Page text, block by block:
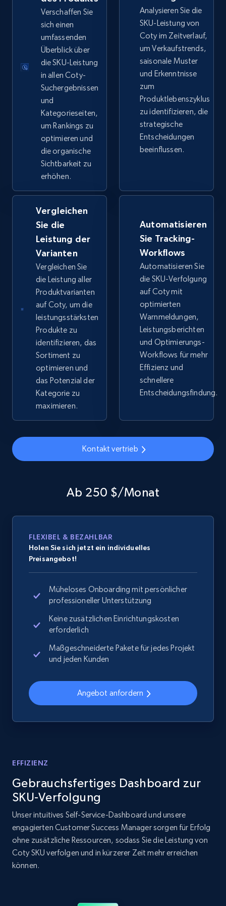
URL, Product id, Title, Seller name, Seller rating,
Seller reviews, Breadcrumbs, Root category, and
more.
2.5K+ 359+ Jetzt anfangen
Google Shopping
URL, Product id, Title, Product description,
Rating, Reviews count, Images, Variations, and
more.
2.4K+
Google Shopping - collects products from
web using keywords
URL, Product id, Title, Product description,
Rating, Reviews count, Images, Variations, and
more.
2.4K+ 200+ Jetzt anfangen
Home Depot US
URL, Domain, Country code, Model number,
Sku, Product id, Product name, Manufacturer,
and more.
2.1K+ 355+ Jetzt anfangen
URL, Domain, Country code, Model number,
and more.
2.1K+ 355+ Jetzt anfangen
Home Depot US - Discover products by
specified URL
URL, Domain, Country code, Model number,
Sku, Product id, Product name, Manufacturer,
and more.
Home Depot US - Discover products by
Sku, Product id, Product name, Manufacturer,
2.1K+ 355+
Home Depot US - Discovery products by
specific category URL
Verschaffen Sie
sich einen
umfassenden
Überblick über
die SKU-Leistung
in allen Coty-
Suchergebnissen
und
Kategorieseiten,
um Rankings zu
optimieren und
die organische
Sichtbarkeit zu
erhöhen.
Analysieren Sie die
SKU-Leistung von
Coty im Zeitverlauf,
um Verkaufstrends,
saisonale Muster
und Erkenntnisse
zum
Produktlebenszyklus
zu identifizieren, die
strategische
Entscheidungen
beeinflussen.
Vergleichen
Sie die
Leistung der
Varianten
Vergleichen Sie
die Leistung aller
Produktvarianten
auf Coty, um die
leistungsstärksten
Produkte zu
identifizieren, das
Sortiment zu
optimieren und
das Potenzial der
Kategorie zu
maximieren.
Automatisieren
Sie Tracking-
Workflows
Automatisieren Sie
die SKU-Verfolgung
auf Coty mit
optimierten
Warnmeldungen,
Leistungsberichten
und Optimierungs-
Workflows für mehr
Effizienz und
schnellere
Entscheidungsfindung.
Kontakt vertrieb
Ab 250 $/Monat
FLEXIBEL & BEZAHLBAR
Holen Sie sich jetzt ein individuelles
Preisangebot!
Müheloses Onboarding mit persönlicher
professioneller Unterstützung
Keine zusätzlichen Einrichtungskosten
erforderlich
Maßgeschneiderte Pakete für jedes Projekt
und jeden Kunden
Angebot anfordern
EFFIZIENZ
Gebrauchsfertiges Dashboard zur
SKU-Verfolgung
Unser intuitives Self-Service-Dashboard und unsere
engagierten Customer Success Manager sorgen für Erfolg
ohne zusätzliche Ressourcen, sodass Sie die Leistung von
Coty SKU verfolgen und in kürzerer Zeit mehr erreichen
können.